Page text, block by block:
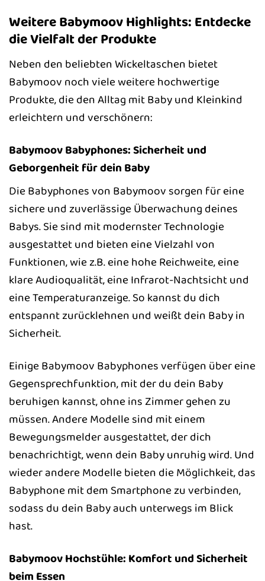
Weitere Babymoov Highlights: Entdecke
die Vielfalt der Produkte
Neben den beliebten Wickeltaschen bietet
Babymoov noch viele weitere hochwertige
Produkte, die den Alltag mit Baby und Kleinkind
erleichtern und verschönern:
Babymoov Babyphones: Sicherheit und
Geborgenheit für dein Baby
Die Babyphones von Babymoov sorgen für eine
sichere und zuverlässige Überwachung deines
Babys. Sie sind mit modernster Technologie
ausgestattet und bieten eine Vielzahl von
Funktionen, wie z.B. eine hohe Reichweite, eine
klare Audioqualität, eine Infrarot-Nachtsicht und
eine Temperaturanzeige. So kannst du dich
entspannt zurücklehnen und weißt dein Baby in
Sicherheit.
Einige Babymoov Babyphones verfügen über eine
Gegensprechfunktion, mit der du dein Baby
beruhigen kannst, ohne ins Zimmer gehen zu
müssen. Andere Modelle sind mit einem
Bewegungsmelder ausgestattet, der dich
benachrichtigt, wenn dein Baby unruhig wird. Und
wieder andere Modelle bieten die Möglichkeit, das
Babyphone mit dem Smartphone zu verbinden,
sodass du dein Baby auch unterwegs im Blick
hast.
Babymoov Hochstühle: Komfort und Sicherheit
beim Essen